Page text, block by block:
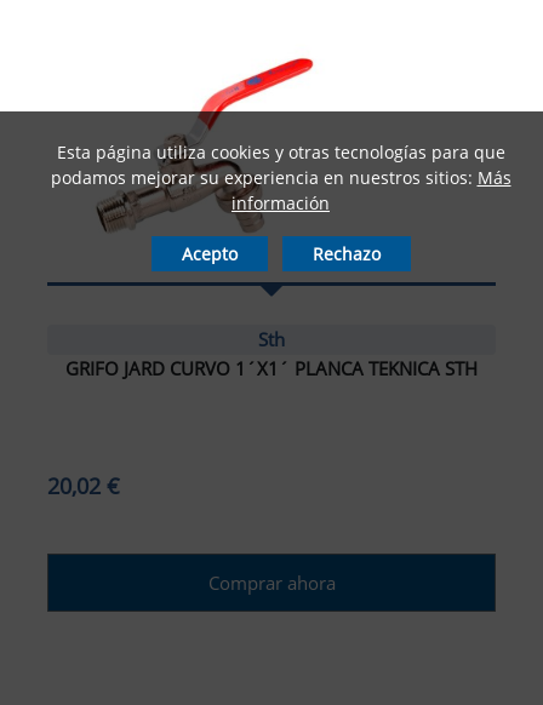
Sth
GRIFO JARD CURVO 1´X1´ PLANCA TEKNICA STH
20,02 €
Comprar ahora
Esta página utiliza cookies y otras tecnologías para que
podamos mejorar su experiencia en nuestros sitios: Más
información
Acepto Rechazo